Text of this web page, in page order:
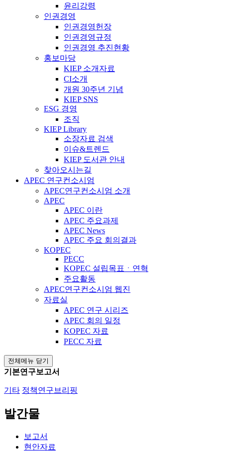
윤리강령
인권경영
인권경영헌장
인권경영규정
인권경영 추진현황
홍보마당
KIEP 소개자료
CI소개
개원 30주년 기념
KIEP SNS
ESG 경영
조직
KIEP Library
소장자료 검색
이슈&트렌드
KIEP 도서관 안내
찾아오시는길
APEC 연구컨소시엄
APEC연구컨소시엄 소개
APEC
APEC 이란
APEC 주요과제
APEC News
APEC 주요 회의결과
KOPEC
PECC
KOPEC 설립목표ㆍ연혁
주요활동
APEC연구컨소시엄 웹진
자료실
APEC 연구 시리즈
APEC 회의 일정
KOPEC 자료
PECC 자료
전체메뉴 닫기
기본연구보고서
기타 정책연구브리핑
발간물
보고서
현안자료